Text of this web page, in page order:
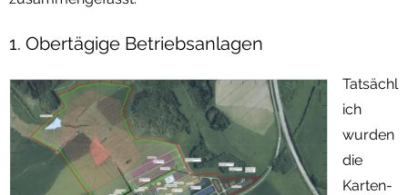
1. Obertägige Betriebsanlagen
Tatsächl
ich
wurden
die
Karten-